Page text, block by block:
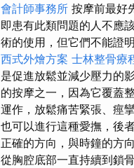
會計師事務所 按摩前最好
即患有此類問題的人不應
術的使用，但它們不能證
西式外燴方案 士林整骨療
是促進放鬆並減少壓力的
的按摩之一，因為它覆蓋
運作，放鬆痛苦緊張、痙
也可以進行這種愛撫，後
正確的方向，與時鐘的方
從胸腔底部一直持續到鎖